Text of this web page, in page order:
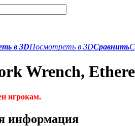
в 3DПосмотреть в 3DСравнить
Wrench,
игрокам.
информация